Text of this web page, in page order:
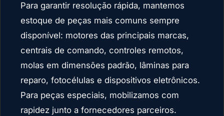
Para garantir resolução rápida, mantemos
estoque de peças mais comuns sempre
disponível: motores das principais marcas,
centrais de comando, controles remotos,
molas em dimensões padrão, lâminas para
reparo, fotocélulas e dispositivos eletrônicos.
Para peças especiais, mobilizamos com
rapidez junto a fornecedores parceiros.